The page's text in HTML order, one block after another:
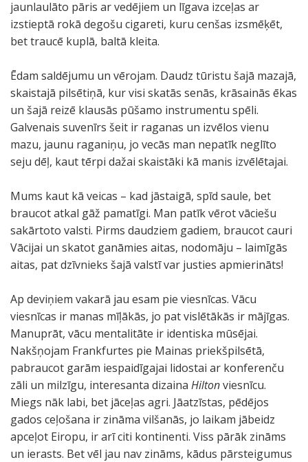
jaunlaulāto pāris ar vedējiem un līgava izceļas ar
izstieptā rokā degošu cigareti, kuru cenšas izsmēķēt,
bet traucē kuplā, baltā kleita.
Ēdam saldējumu un vērojam. Daudz tūristu šajā mazajā,
skaistajā pilsētiņā, kur visi skatās senās, krāsainās ēkas
un šajā reizē klausās pūšamo instrumentu spēli.
Galvenais suvenīrs šeit ir raganas un izvēlos vienu
mazu, jaunu raganiņu, jo vecās man nepatīk neglīto
seju dēļ, kaut tērpi dažai skaistāki kā manis izvēlētajai.
Mums kaut kā veicas – kad jāstaigā, spīd saule, bet
braucot atkal gāž pamatīgi. Man patīk vērot vāciešu
sakārtoto valsti. Pirms daudziem gadiem, braucot cauri
Vācijai un skatot ganāmies aitas, nodomāju – laimīgās
aitas, pat dzīvnieks šajā valstī var justies apmierināts!
Ap deviņiem vakarā jau esam pie viesnīcas. Vācu
viesnīcas ir manas mīļākās, jo pat vislētākās ir mājīgas.
Manuprāt, vācu mentalitāte ir identiska mūsējai.
Nakšņojam Frankfurtes pie Mainas priekšpilsētā,
pabraucot garām iespaidīgajai lidostai ar konferenču
zāli un milzīgu, interesanta dizaina Hiltonviesnīcu.
Miegs nāk labi, bet jāceļas agri. Jāatzīstas, pēdējos
gados ceļošana ir zināma vilšanās, jo laikam jābeidz
apceļot Eiropu, ir arī citi kontinenti. Viss pārāk zināms
un ierasts. Bet vēl jau nav zināms, kādus pārsteigumus